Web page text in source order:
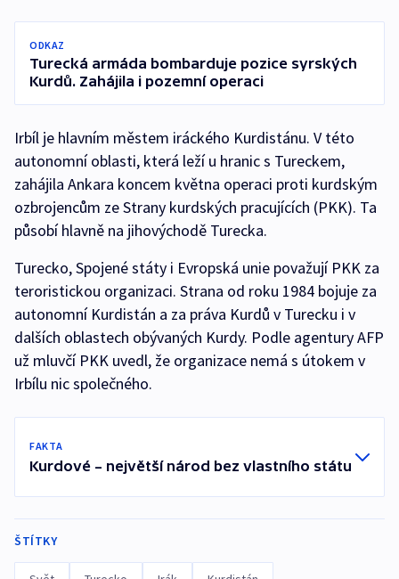
ODKAZ
Turecká armáda bombarduje pozice syrských
Kurdů. Zahájila i pozemní operaci
Irbíl je hlavním městem iráckého Kurdistánu. V této
autonomní oblasti, která leží u hranic s Tureckem,
zahájila Ankara koncem května operaci proti kurdským
ozbrojencům ze Strany kurdských pracujících (PKK). Ta
působí hlavně na jihovýchodě Turecka.
Turecko, Spojené státy i Evropská unie považují PKK za
teroristickou organizaci. Strana od roku 1984 bojuje za
autonomní Kurdistán a za práva Kurdů v Turecku i v
dalších oblastech obývaných Kurdy. Podle agentury AFP
už mluvčí PKK uvedl, že organizace nemá s útokem v
Irbílu nic společného.
FAKTA
Kurdové – největší národ bez vlastního státu
ŠTÍTKY